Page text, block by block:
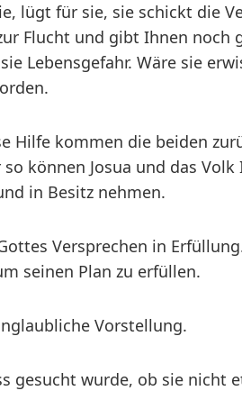
lügt für sie, sie schickt die
Flucht und gibt Ihnen noch
Lebensgefahr. Wäre sie
Hilfe kommen die beiden
so können Josua und das
in Besitz nehmen.
Versprechen in
seinen Plan zu erfüllen.
Vorstellung.
gesucht wurde, ob sie nicht